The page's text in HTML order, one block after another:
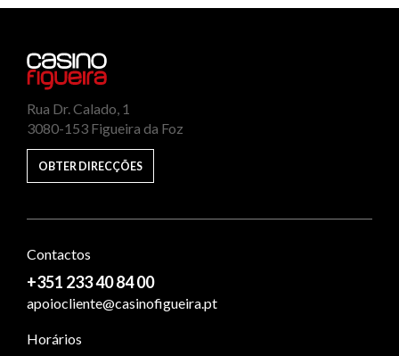
Rua Dr. Calado, 1
3080-153 Figueira da Foz
OBTER DIRECÇÕES
Contactos
+351 233 40 84 00
apoiocliente@casinofigueira.pt
Horários